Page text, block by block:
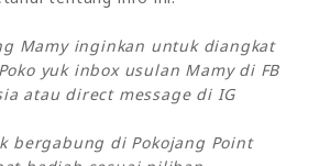
Mamy inginkan untuk diangkat
yuk inbox usulan Mamy di FB
atau direct message di IG
bergabung di Pokojang Point